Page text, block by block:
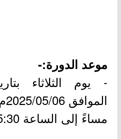
موعد الدورة:-
مساءً إلى الساعة 5:30 مساءً).